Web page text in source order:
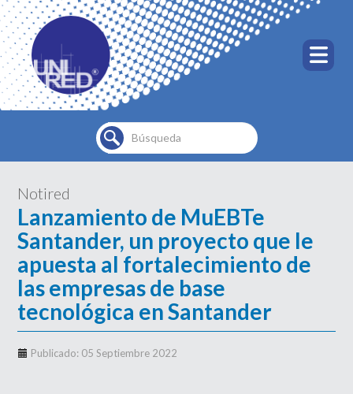
Buscar...
Notired
Lanzamiento de MuEBTe
Santander, un proyecto que le
apuesta al fortalecimiento de
las empresas de base
tecnológica en Santander
Publicado: 05 Septiembre 2022